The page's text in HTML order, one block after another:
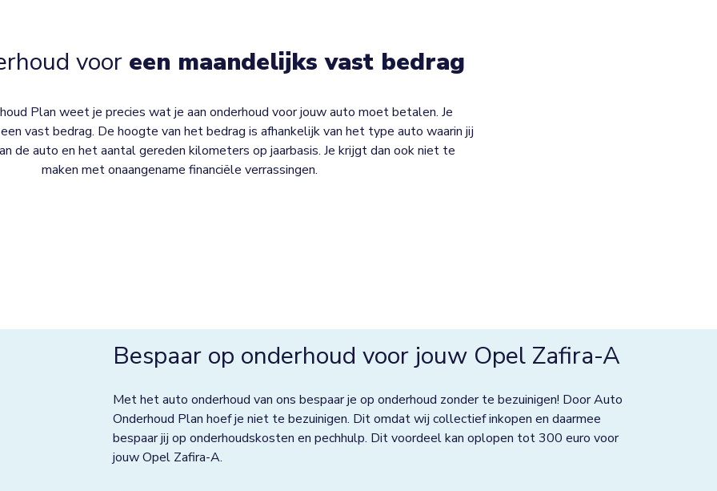
voor een maandelijks vast bedrag
Plan weet je precies wat je aan onderhoud voor jouw auto moet betalen. Je
vast bedrag. De hoogte van het bedrag is afhankelijk van het type auto waarin jij
de auto en het aantal gereden kilometers op jaarbasis. Je krijgt dan ook niet te
maken met onaangename financiële verrassingen.
Bespaar op onderhoud voor jouw Opel Zafira-A
Met het auto onderhoud van ons bespaar je op onderhoud zonder te bezuinigen! Door Auto
Onderhoud Plan hoef je niet te bezuinigen. Dit omdat wij collectief inkopen en daarmee
bespaar jij op onderhoudskosten en pechhulp. Dit voordeel kan oplopen tot 300 euro voor
jouw Opel Zafira-A.